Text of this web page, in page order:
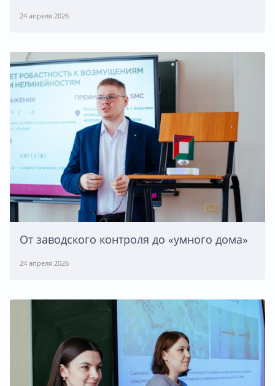
24 апреля 2026
От заводского контроля до «умного дома»
24 апреля 2026